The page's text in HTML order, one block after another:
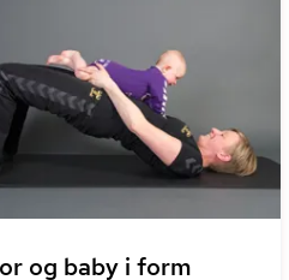
og baby i form